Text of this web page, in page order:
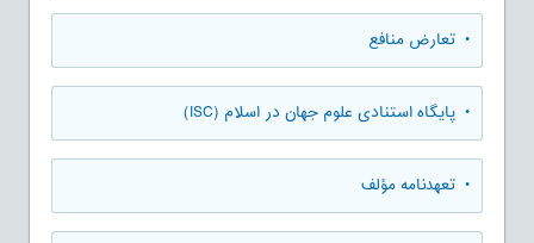
• تعارض منافع
• پایگاه استنادی علوم جهان در اسلام (ISC)
• تعهدنامه مؤلف